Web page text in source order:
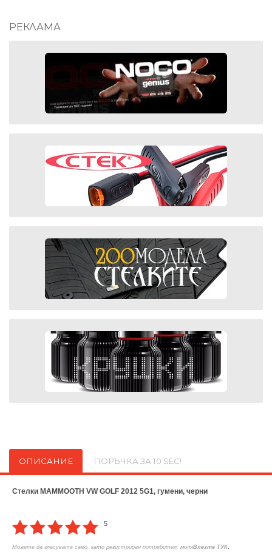
РЕКЛАМА
ОПИСАНИЕ ПОРЪЧКА ЗА 10 SEC!
Стелки MAMMOOTH VW GOLF 2012 5G1, гумени, черни
5
Можете да гласувате само, като регистриран потребител, моляВлезте ТУК